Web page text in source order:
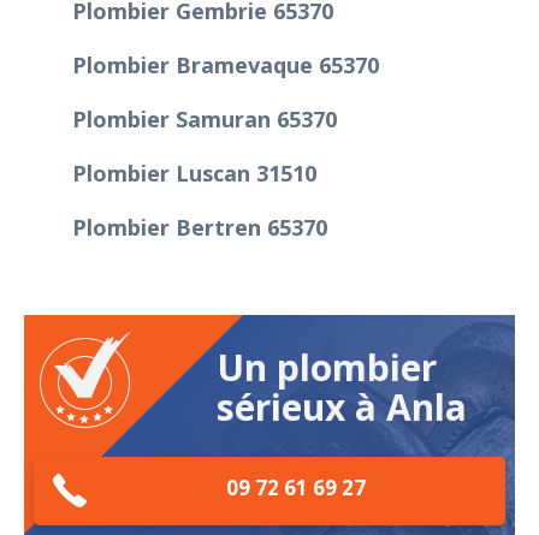
Plombier Gembrie 65370
Plombier Bramevaque 65370
Plombier Samuran 65370
Plombier Luscan 31510
Plombier Bertren 65370
Un plombier
sérieux à Anla
09 72 61 69 27